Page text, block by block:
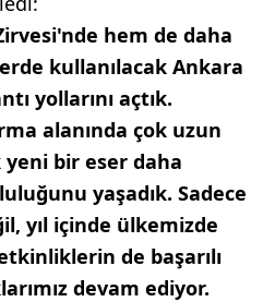
hem de daha
kullanılacak Ankara
yollarını açtık.
alanında çok uzun
bir eser daha
yaşadık. Sadece
yıl içinde ülkemizde
de başarılı
devam ediyor.